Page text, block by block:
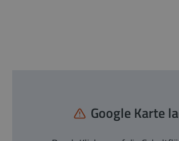
Google Karte